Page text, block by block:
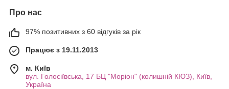
Про нас
97% позитивних з 60 відгуків за рік
Працює з 19.11.2013
м. Київ
вул. Голосіївська, 17 БЦ "Моріон" (колишній КЮЗ), Київ,
Україна